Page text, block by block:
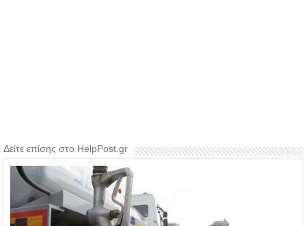
Δείτε επίσης στο HelpPost.gr